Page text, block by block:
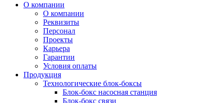
О компании
О компании
Реквизиты
Персонал
Проекты
Карьера
Гарантии
Условия оплаты
Продукция
Технологические блок-боксы
Блок-бокс насосная станция
Блок-бокс связи